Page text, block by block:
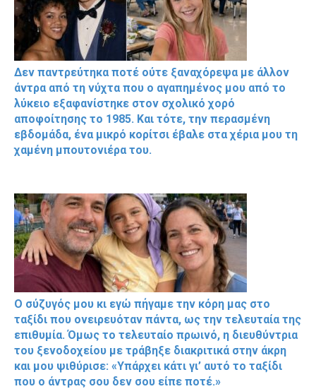
Δεν παντρεύτηκα ποτέ ούτε ξαναχόρεψα με άλλον
άντρα από τη νύχτα που ο αγαπημένος μου από το
λύκειο εξαφανίστηκε στον σχολικό χορό
αποφοίτησης το 1985. Και τότε, την περασμένη
εβδομάδα, ένα μικρό κορίτσι έβαλε στα χέρια μου τη
χαμένη μπουτονιέρα του.
Ο σύζυγός μου κι εγώ πήγαμε την κόρη μας στο
ταξίδι που ονειρευόταν πάντα, ως την τελευταία της
επιθυμία. Όμως το τελευταίο πρωινό, η διευθύντρια
του ξενοδοχείου με τράβηξε διακριτικά στην άκρη
και μου ψιθύρισε: «Υπάρχει κάτι γι’ αυτό το ταξίδι
που ο άντρας σου δεν σου είπε ποτέ.»